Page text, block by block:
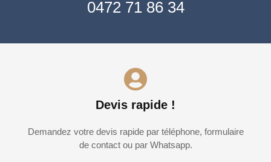
0472 71 86 34
Devis rapide !
Demandez votre devis rapide par téléphone, formulaire
de contact ou par Whatsapp.